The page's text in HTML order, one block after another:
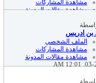
مشاهدة المشاركات
مشاهدة مقالات المدونة
بن ادريس
الملف الشخصي
مشاهدة المشاركات
مشاهدة مقالات المدونة
03-
12:01 AM